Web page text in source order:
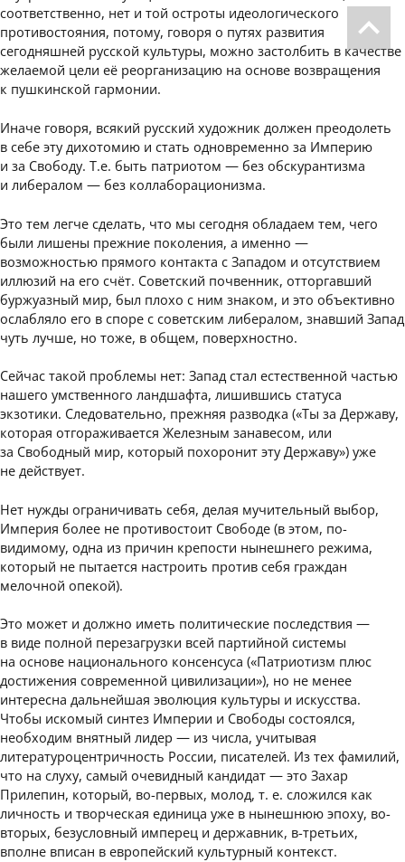
соответственно, нет и той остроты идеологического
противостояния, потому, говоря о путях развития
сегодняшней русской культуры, можно застолбить в качестве
желаемой цели её реорганизацию на основе возвращения
к пушкинской гармонии.
Иначе говоря, всякий русский художник должен преодолеть
в себе эту дихотомию и стать одновременно за Империю
и за Свободу. Т.е. быть патриотом — без обскурантизма
и либералом — без коллаборационизма.
Это тем легче сделать, что мы сегодня обладаем тем, чего
были лишены прежние поколения, а именно —
возможностью прямого контакта с Западом и отсутствием
иллюзий на его счёт. Советский почвенник, отторгавший
буржуазный мир, был плохо с ним знаком, и это объективно
ослабляло его в споре с советским либералом, знавший Запад
чуть лучше, но тоже, в общем, поверхностно.
Сейчас такой проблемы нет: Запад стал естественной частью
нашего умственного ландшафта, лишившись статуса
экзотики. Следовательно, прежняя разводка («Ты за Державу,
которая отгораживается Железным занавесом, или
за Свободный мир, который похоронит эту Державу») уже
не действует.
Нет нужды ограничивать себя, делая мучительный выбор,
Империя более не противостоит Свободе (в этом, по-
видимому, одна из причин крепости нынешнего режима,
который не пытается настроить против себя граждан
мелочной опекой).
Это может и должно иметь политические последствия —
в виде полной перезагрузки всей партийной системы
на основе национального консенсуса («Патриотизм плюс
достижения современной цивилизации»), но не менее
интересна дальнейшая эволюция культуры и искусства.
Чтобы искомый синтез Империи и Свободы состоялся,
необходим внятный лидер — из числа, учитывая
литературоцентричность России, писателей. Из тех фамилий,
что на слуху, самый очевидный кандидат — это Захар
Прилепин, который, во-первых, молод, т. е. сложился как
личность и творческая единица уже в нынешнюю эпоху, во-
вторых, безусловный имперец и державник, в-третьих,
вполне вписан в европейский культурный контекст.